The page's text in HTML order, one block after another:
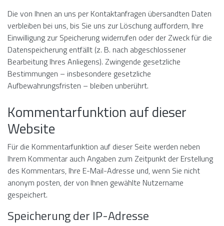
Die von Ihnen an uns per Kontaktanfragen übersandten Daten
verbleiben bei uns, bis Sie uns zur Löschung auffordern, Ihre
Einwilligung zur Speicherung widerrufen oder der Zweck für die
Datenspeicherung entfällt (z. B. nach abgeschlossener
Bearbeitung Ihres Anliegens). Zwingende gesetzliche
Bestimmungen – insbesondere gesetzliche
Aufbewahrungsfristen – bleiben unberührt.
Kommentar­funktion auf dieser
Website
Für die Kommentarfunktion auf dieser Seite werden neben
Ihrem Kommentar auch Angaben zum Zeitpunkt der Erstellung
des Kommentars, Ihre E-Mail-Adresse und, wenn Sie nicht
anonym posten, der von Ihnen gewählte Nutzername
gespeichert.
Speicherung der IP-Adresse